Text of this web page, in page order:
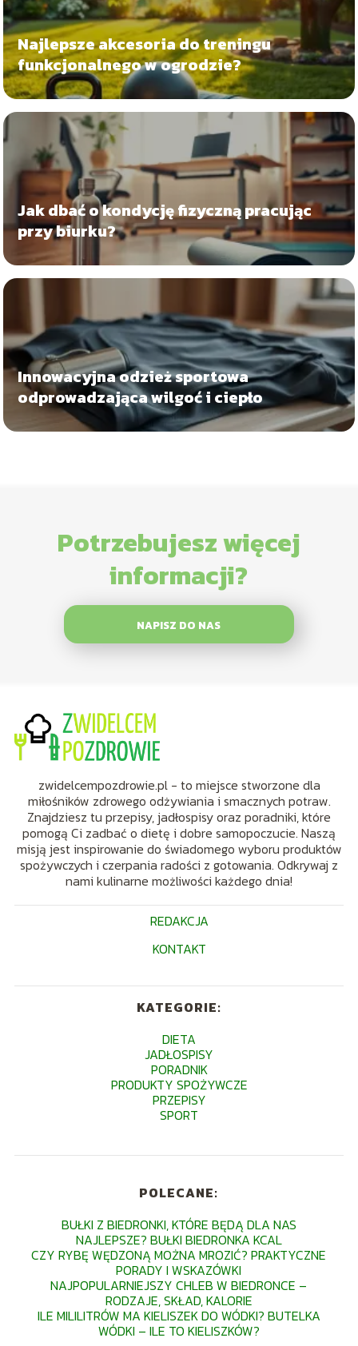
Najlepsze akcesoria do treningu
funkcjonalnego w ogrodzie?
Jak dbać o kondycję fizyczną pracując
przy biurku?
Innowacyjna odzież sportowa
odprowadzająca wilgoć i ciepło
Potrzebujesz więcej
informacji?
NAPISZ DO NAS
zwidelcempozdrowie.pl - to miejsce stworzone dla
miłośników zdrowego odżywiania i smacznych potraw.
Znajdziesz tu przepisy, jadłospisy oraz poradniki, które
pomogą Ci zadbać o dietę i dobre samopoczucie. Naszą
misją jest inspirowanie do świadomego wyboru produktów
spożywczych i czerpania radości z gotowania. Odkrywaj z
nami kulinarne możliwości każdego dnia!
REDAKCJA
KONTAKT
KATEGORIE:
DIETA
JADŁOSPISY
PORADNIK
PRODUKTY SPOŻYWCZE
PRZEPISY
SPORT
POLECANE:
BUŁKI Z BIEDRONKI, KTÓRE BĘDĄ DLA NAS
NAJLEPSZE? BUŁKI BIEDRONKA KCAL
CZY RYBĘ WĘDZONĄ MOŻNA MROZIĆ? PRAKTYCZNE
PORADY I WSKAZÓWKI
NAJPOPULARNIEJSZY CHLEB W BIEDRONCE –
RODZAJE, SKŁAD, KALORIE
ILE MILILITRÓW MA KIELISZEK DO WÓDKI? BUTELKA
WÓDKI – ILE TO KIELISZKÓW?